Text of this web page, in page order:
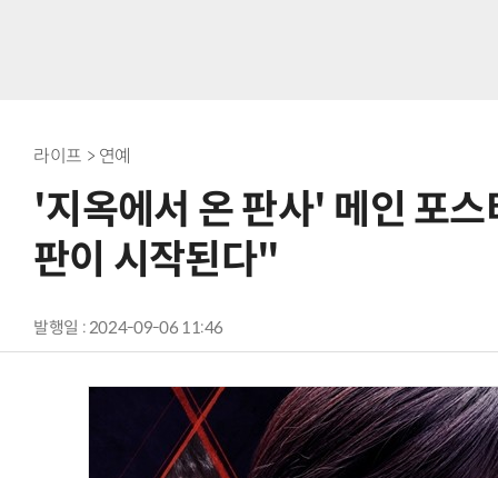
라이프 > 연예
'지옥에서 온 판사' 메인 포
판이 시작된다"
발행일 : 2024-09-06 11:46
AI Native Enterprise를 지원하는 AI Ready Data